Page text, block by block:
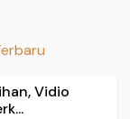
Vidio